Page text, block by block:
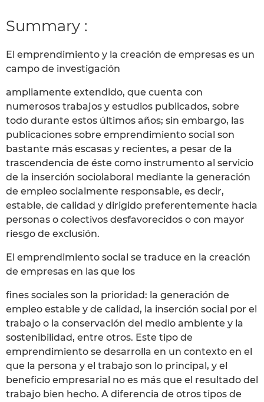
Summary :
El emprendimiento y la creación de empresas es un
campo de investigación
ampliamente extendido, que cuenta con
numerosos trabajos y estudios publicados, sobre
todo durante estos últimos años; sin embargo, las
publicaciones sobre emprendimiento social son
bastante más escasas y recientes, a pesar de la
trascendencia de éste como instrumento al servicio
de la inserción sociolaboral mediante la generación
de empleo socialmente responsable, es decir,
estable, de calidad y dirigido preferentemente hacia
personas o colectivos desfavorecidos o con mayor
riesgo de exclusión.
El emprendimiento social se traduce en la creación
de empresas en las que los
fines sociales son la prioridad: la generación de
empleo estable y de calidad, la inserción social por el
trabajo o la conservación del medio ambiente y la
sostenibilidad, entre otros. Este tipo de
emprendimiento se desarrolla en un contexto en el
que la persona y el trabajo son lo principal, y el
beneficio empresarial no es más que el resultado del
trabajo bien hecho. A diferencia de otros tipos de